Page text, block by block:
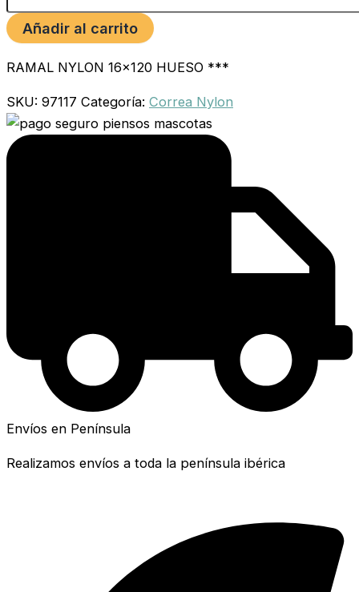
Añadir al carrito
RAMAL NYLON 16×120 HUESO ***
SKU: 97117 Categoría: Correa Nylon
Envíos en Península
Realizamos envíos a toda la península ibérica